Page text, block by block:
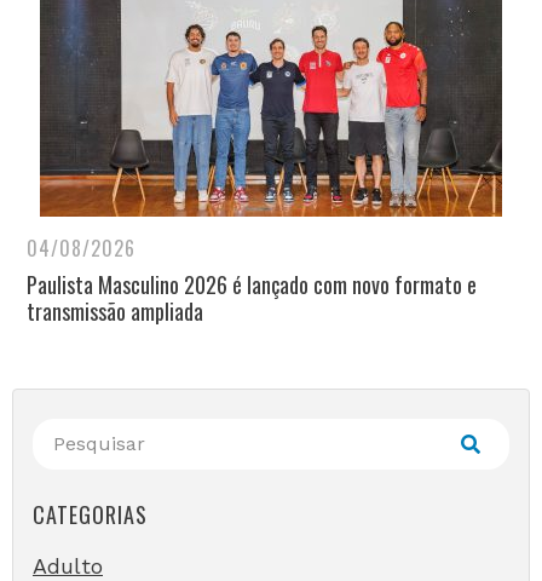
04/08/2026
Paulista Masculino 2026 é lançado com novo formato e
transmissão ampliada
CATEGORIAS
Adulto